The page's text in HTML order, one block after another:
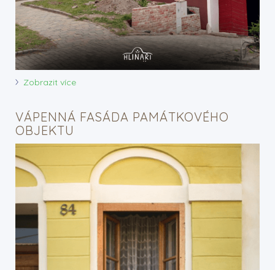
Zobrazit více
VÁPENNÁ FASÁDA PAMÁTKOVÉHO
OBJEKTU